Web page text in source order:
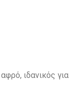
ιδανικός για